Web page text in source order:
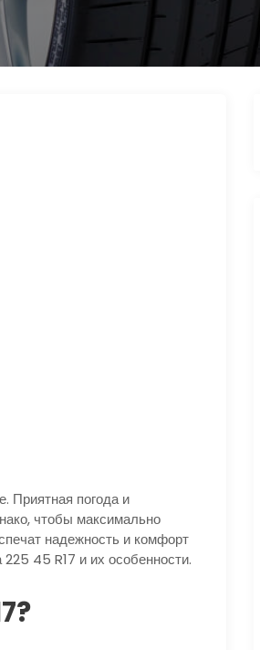
Приятная погода и
чтобы максимально
надежность и комфорт
45 R17 и их особенности.